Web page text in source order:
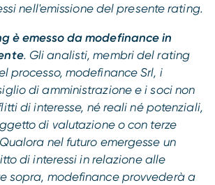
nell'emissione del presente rating.
è emesso da modefinance in
. Gli analisti, membri del rating
processo, modefinance Srl, i
di amministrazione e i soci non
di interesse, né reali né potenziali,
di valutazione o con terze
nel futuro emergesse un
di interessi in relazione alle
sopra, modefinance provvederà a